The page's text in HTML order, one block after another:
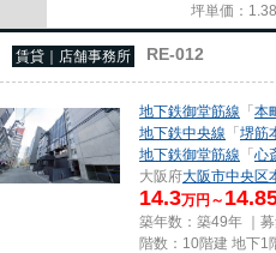
坪単価： 1.38
賃貸｜店舗事務所 RE-012
地下鉄御堂筋線 「本
地下鉄中央線 「堺筋
地下鉄御堂筋線 「心
大阪府大阪市中央区
14.3万円～
築年数：築49年 ｜募
階数：10階建 地下1